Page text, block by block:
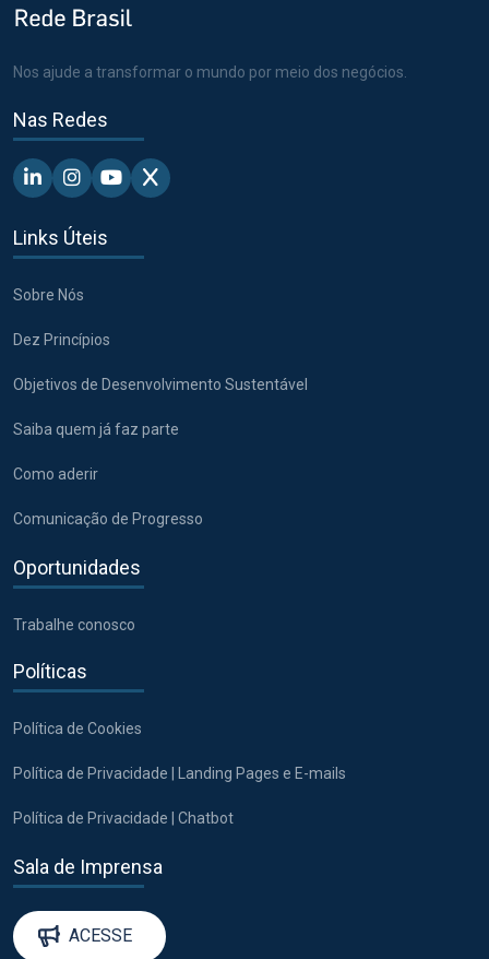
Nos ajude a transformar o mundo por meio dos negócios.
Nas Redes
Linkedin - Pacto Global BR
Instagram - Pacto Global BR
Youtube - Pacto Global BR
X - Pacto Global BR
Links Úteis
Sobre Nós
Dez Princípios
Objetivos de Desenvolvimento Sustentável
Saiba quem já faz parte
Como aderir
Comunicação de Progresso
Oportunidades
Trabalhe conosco
Políticas
Política de Cookies
Política de Privacidade | Landing Pages e E-mails
Política de Privacidade | Chatbot
Sala de Imprensa
ACESSE